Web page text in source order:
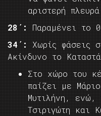
αριστερή
28΄:
Παραμένει το
34΄:
Χωρίς φάσεις
Ακίνδυνο το
Στο χώρο του
παίζει με
Μυτιλήνη, ενώ,
Τσιριγώτη και